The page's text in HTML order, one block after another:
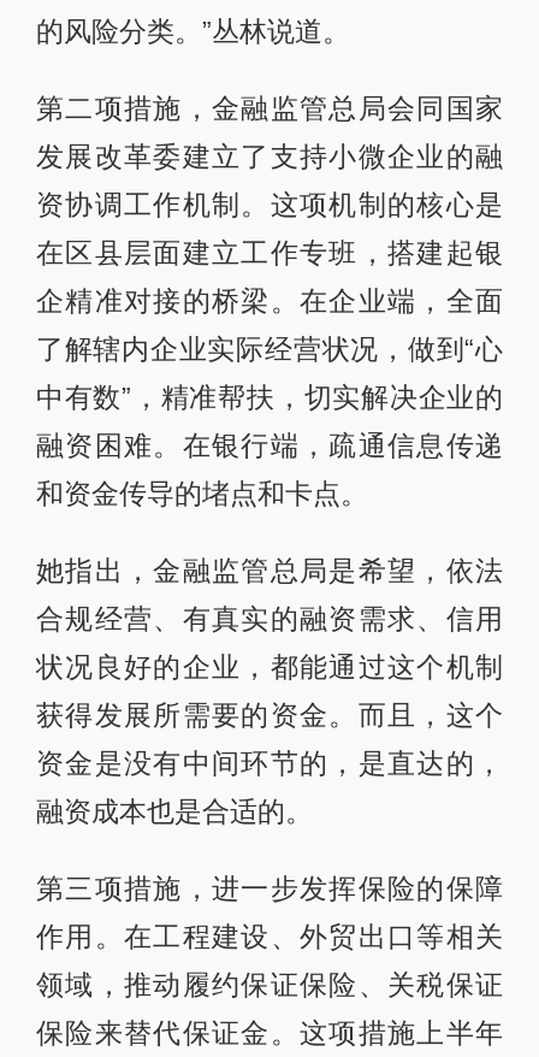
的风险分类。”丛林说道。
第二项措施，金融监管总局会同国家
发展改革委建立了支持小微企业的融
资协调工作机制。这项机制的核心是
在区县层面建立工作专班，搭建起银
企精准对接的桥梁。在企业端，全面
了解辖内企业实际经营状况，做到“心
中有数”，精准帮扶，切实解决企业的
融资困难。在银行端，疏通信息传递
和资金传导的堵点和卡点。
她指出，金融监管总局是希望，依法
合规经营、有真实的融资需求、信用
状况良好的企业，都能通过这个机制
获得发展所需要的资金。而且，这个
资金是没有中间环节的，是直达的，
融资成本也是合适的。
第三项措施，进一步发挥保险的保障
作用。在工程建设、外贸出口等相关
领域，推动履约保证保险、关税保证
保险来替代保证金。这项措施上半年